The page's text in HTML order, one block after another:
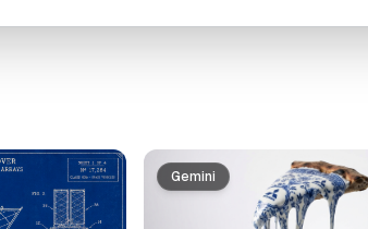
Gemini